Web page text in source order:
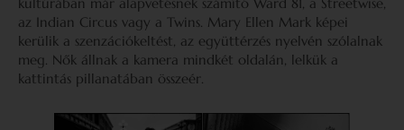
az Indian Circus vagy a Twins. Mary Ellen Mark képei
kerülik a szenzációkeltést, az együttérzés nyelvén szólalnak
meg. Nők állnak a kamera mindkét oldalán, lelkük a
kattintás pillanatában összeér.